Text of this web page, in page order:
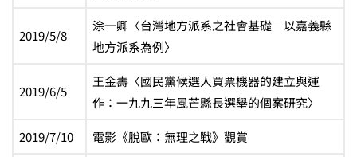
2019/5/8
涂一卿〈台灣地方派系之社會基礎─以嘉義縣
地方派系為例〉
2019/6/5
王金壽〈國民黨候選人買票機器的建立與運
作：一九九三年風芒縣長選舉的個案研究〉
2019/7/10 電影《脫歐：無理之戰》觀賞